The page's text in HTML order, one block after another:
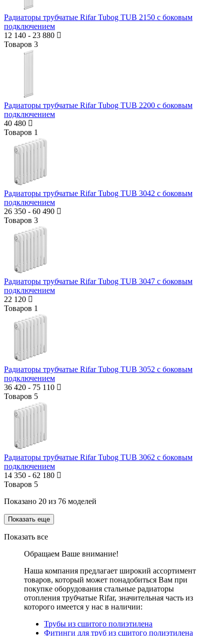
Радиаторы трубчатые Rifar Tubog TUB 2150 с боковым
подключением
12 140 - 23 880
Товаров 3
Радиаторы трубчатые Rifar Tubog TUB 2200 с боковым
подключением
40 480
Товаров 1
Радиаторы трубчатые Rifar Tubog TUB 3042 с боковым
подключением
26 350 - 60 490
Товаров 3
Радиаторы трубчатые Rifar Tubog TUB 3047 с боковым
подключением
22 120
Товаров 1
Радиаторы трубчатые Rifar Tubog TUB 3052 с боковым
подключением
36 420 - 75 110
Товаров 5
Радиаторы трубчатые Rifar Tubog TUB 3062 с боковым
подключением
14 350 - 62 180
Товаров 5
Показано 20 из 76 моделей
Показать еще
Показать все
Обращаем Ваше внимание!
Наша компания предлагает широкий ассортимент
товаров, который может понадобиться Вам при
покупке оборудования стальные радиаторы
отопления трубчатые Rifar, значительная часть из
которого имеется у нас в наличии:
Трубы из сшитого полиэтилена
Фитинги для труб из сшитого полиэтилена